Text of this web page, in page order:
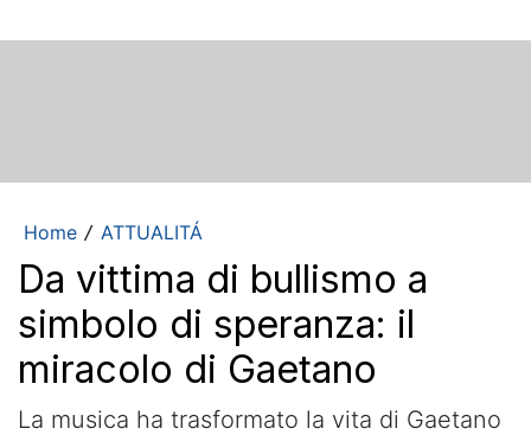
Home / ATTUALITÁ
Da vittima di bullismo a
simbolo di speranza: il
miracolo di Gaetano
La musica ha trasformato la vita di Gaetano